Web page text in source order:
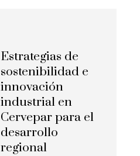
Estrategias de
sostenibilidad e
innovación
industrial en
Cervepar para el
desarrollo
regional